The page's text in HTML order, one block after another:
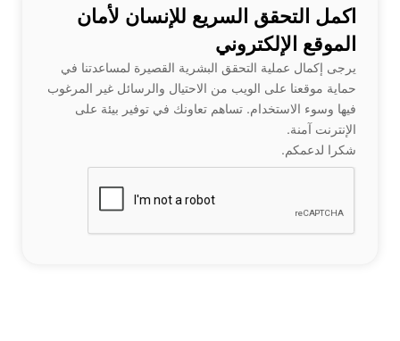
اكمل التحقق السريع للإنسان لأمان
الموقع الإلكتروني
يرجى إكمال عملية التحقق البشرية القصيرة لمساعدتنا في
حماية موقعنا على الويب من الاحتيال والرسائل غير المرغوب
فيها وسوء الاستخدام. تساهم تعاونك في توفير بيئة على
الإنترنت آمنة.
شكرا لدعمكم.